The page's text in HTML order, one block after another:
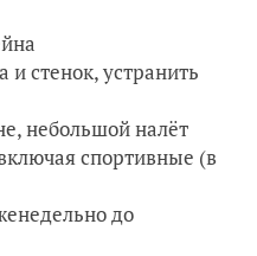
и стенок, устранить
небольшой налёт
спортивные (в
до